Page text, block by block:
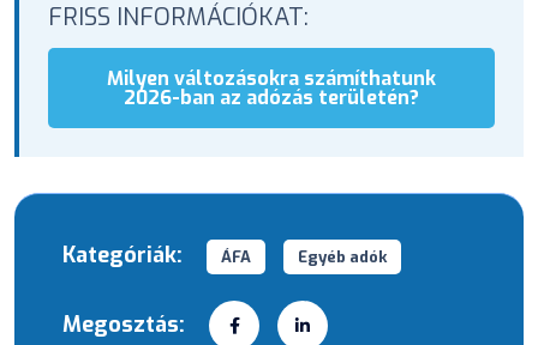
FRISS INFORMÁCIÓKAT:
Milyen változásokra számíthatunk
2026-ban az adózás területén?
Kategóriák: ÁFA Egyéb adók
Megosztás: